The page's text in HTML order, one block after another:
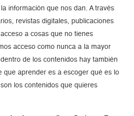
información que nos dan. A través
revistas digitales, publicaciones
a cosas que no tienes
acceso como nunca a la mayor
de los contenidos hay también
que aprender es a escoger qué es lo
los contenidos que quieres